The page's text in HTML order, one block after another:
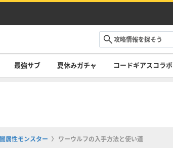
最強サブ 夏休みガチャ コードギアスコラボ
闇属性モンスター ワーウルフの入手方法と使い道